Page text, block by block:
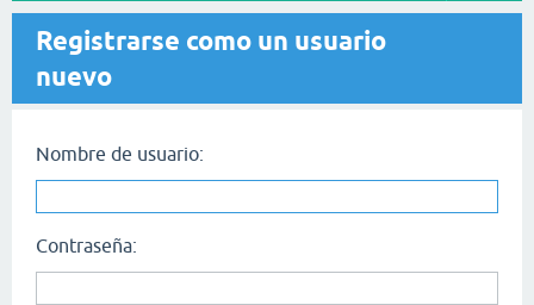
Registrarse como un usuario
nuevo
Nombre de usuario:
Contraseña: